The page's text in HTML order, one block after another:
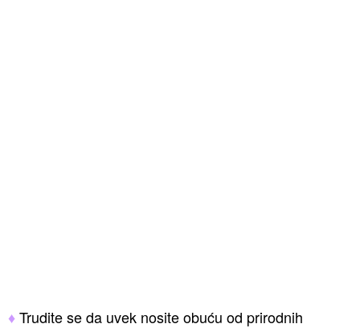
♦Trudite se da uvek nosite obuću od prirodnih